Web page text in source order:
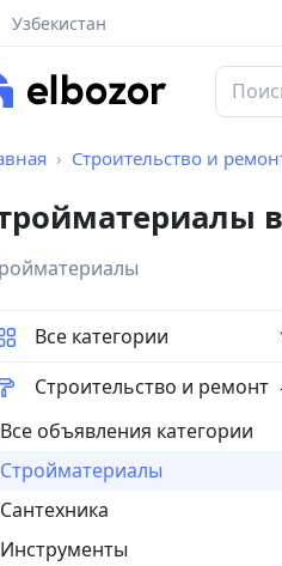
Узбекистан
Строительство и
Все категории
Строительство и ремонт
Все объявления категории
Стройматериалы
Сантехника
Инструменты